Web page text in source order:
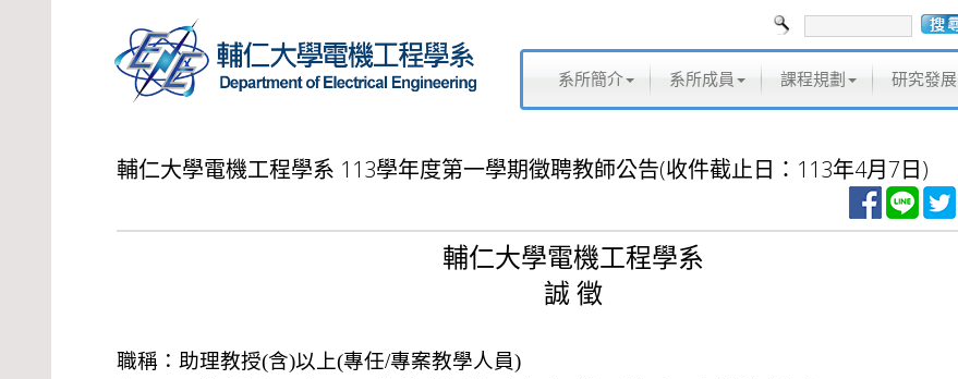
系所簡介 系所成員 課程規劃 研究發展
輔仁大學電機工程學系 113學年度第一學期徵聘教師公告(收件截止日：113年4月7日)
輔仁大學電機工程學系
誠 徵
職稱：助理教授(含)以上(專任/專案教學人員)